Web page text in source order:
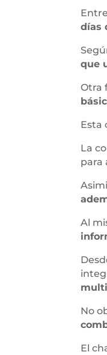
días
que
Otra
Esta
La
para
Al
No
El